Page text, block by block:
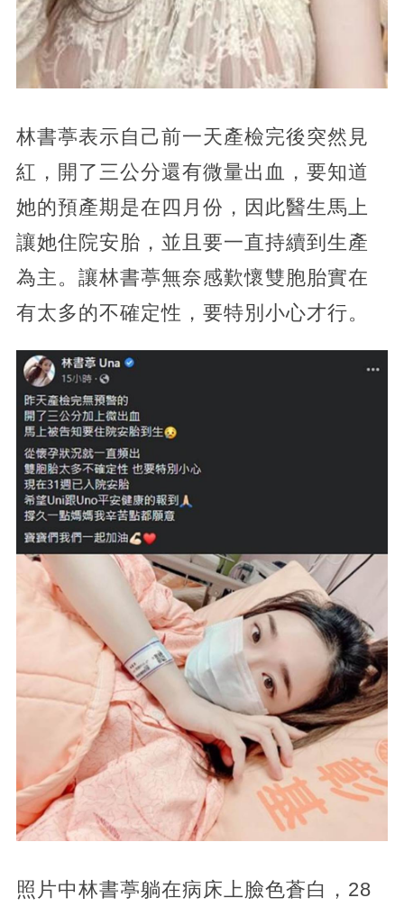
林書葶表示自己前一天產檢完後突然見
紅，開了三公分還有微量出血，要知道
她的預產期是在四月份，因此醫生馬上
讓她住院安胎，並且要一直持續到生產
為主。讓林書葶無奈感歎懷雙胞胎實在
有太多的不確定性，要特別小心才行。
照片中林書葶躺在病床上臉色蒼白，28